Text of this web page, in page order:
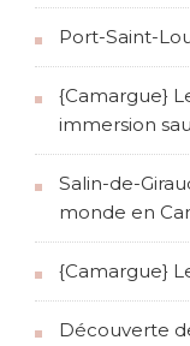
Port-Saint-
{Camargue}
immersion
Salin-de-
monde en
{Camargue}
Découverte